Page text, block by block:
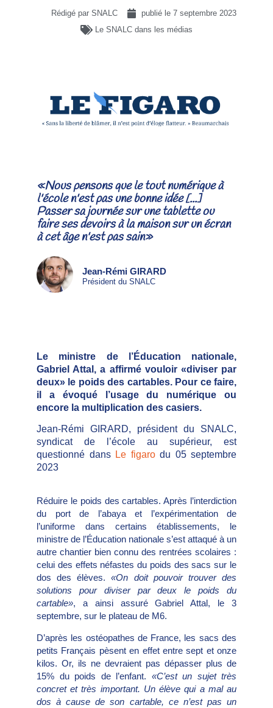
Rédigé par SNALC publié le 7 septembre 2023
Le SNALC dans les médias
«Nous pensons que le tout numérique à
l'école n'est pas une bonne idée [...]
Passer sa journée sur une tablette ou
faire ses devoirs à la maison sur un écran
à cet âge n'est pas sain»
Jean-Rémi GIRARD
Président du SNALC
Le ministre de l’Éducation nationale,
Gabriel Attal, a affirmé vouloir «diviser par
deux» le poids des cartables. Pour ce faire,
il a évoqué l’usage du numérique ou
encore la multiplication des casiers.
Jean-Rémi GIRARD, président du SNALC,
syndicat de l’école au supérieur, est
questionné dans Le figarodu 05 septembre
2023
Réduire le poids des cartables. Après l’interdiction
du port de l’abaya et l’expérimentation de
l’uniforme dans certains établissements, le
ministre de l’Éducation nationale s’est attaqué à un
autre chantier bien connu des rentrées scolaires :
celui des effets néfastes du poids des sacs sur le
dos des élèves.«On doit pouvoir trouver des
solutions pour diviser par deux le poids du
cartable», a ainsi assuré Gabriel Attal, le 3
septembre, sur le plateau de M6.
D’après les ostéopathes de France, les sacs des
petits Français pèsent en effet entre sept et onze
kilos. Or, ils ne devraient pas dépasser plus de
15% du poids de l’enfant. «C’est un sujet très
concret et très important. Un élève qui a mal au
dos à cause de son cartable, ce n’est pas un